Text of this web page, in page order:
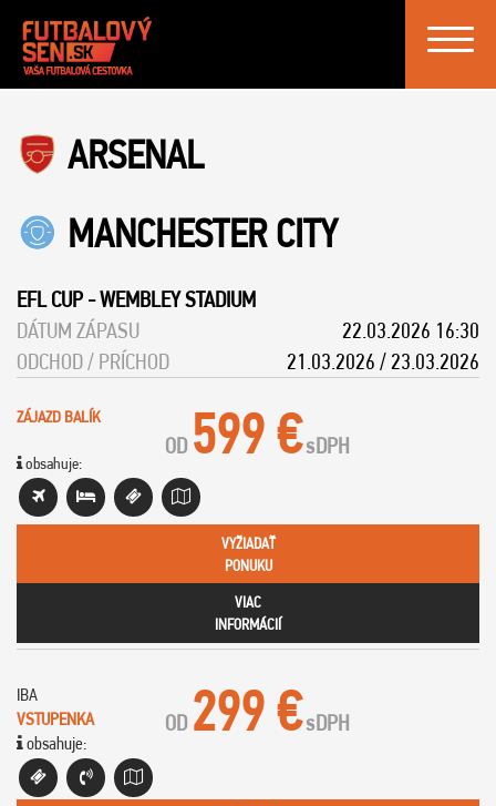
Toggle
ARSENAL
MANCHESTER CITY
EFL CUP-WEMBLEY STADIUM
DÁTUM ZÁPASU
22.03.2026 16:30
ODCHOD / PRÍCHOD
21.03.2026 / 23.03.2026
ZÁJAZD BALÍK
obsahuje:
OD 599 €sDPH
VYŽIADAŤ
PONUKU
VIAC
INFORMÁCIÍ
IBA
VSTUPENKA
obsahuje:
OD 299 €sDPH